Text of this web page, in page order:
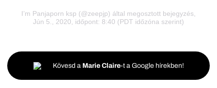
I’m Panjaporn ksp (@zeepjp) által megosztott bejegyzés,
Jún 5., 2020, időpont: 8:40 (PDT időzóna szerint)
Kövesd a Marie Claire-t a Google hírekben!